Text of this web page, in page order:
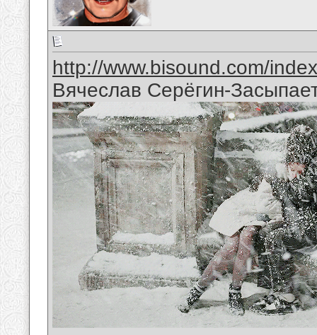
http://www.bisound.com/
Вячеслав Серёгин-